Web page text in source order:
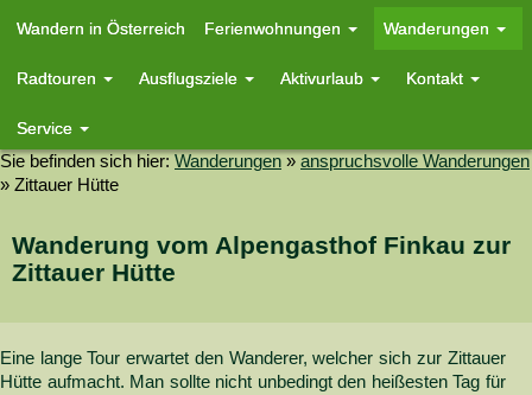
Wandern in Österreich Ferienwohnungen Wanderungen
Radtouren Ausflugsziele Aktivurlaub Kontakt
Service
Sie befinden sich hier: Wanderungen » anspruchsvolle Wanderungen
» Zittauer Hütte
Wanderung vom Alpengasthof Finkau zur
Zittauer Hütte
Eine lange Tour erwartet den Wanderer, welcher sich zur Zittauer
Hütte aufmacht. Man sollte nicht unbedingt den heißesten Tag für